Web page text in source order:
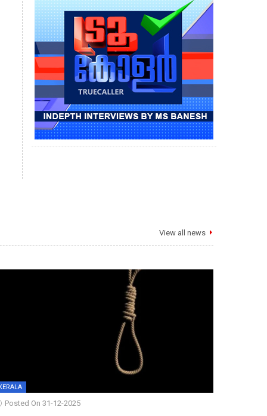
View all news
Posted On 31-12-2025